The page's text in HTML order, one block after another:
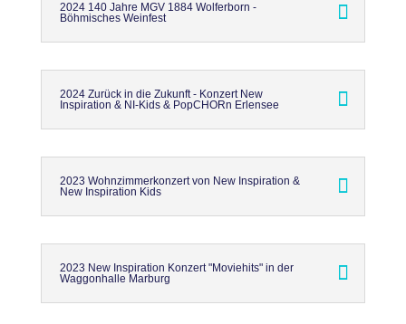
2024 140 Jahre MGV 1884 Wolferborn -
Böhmisches Weinfest
2024 Zurück in die Zukunft - Konzert New
Inspiration & NI-Kids & PopCHORn Erlensee
2023 Wohnzimmerkonzert von New Inspiration &
New Inspiration Kids
2023 New Inspiration Konzert "Moviehits" in der
Waggonhalle Marburg